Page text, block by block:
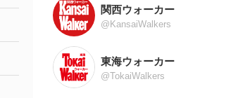
関西ウォーカー
@KansaiWalkers
東海ウォーカー
@TokaiWalkers